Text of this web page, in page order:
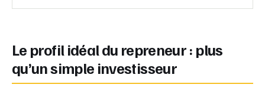
Le profil idéal du repreneur : plus
qu’un simple investisseur